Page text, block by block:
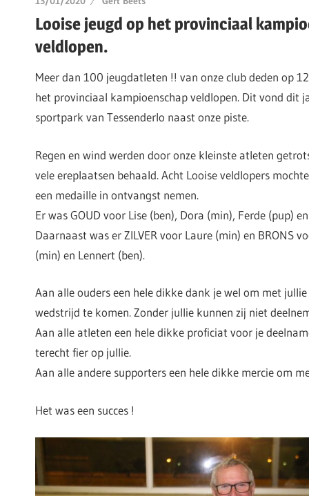
Looise jeugd op het provinciaal
veldlopen.
Meer dan 100 jeugdatleten !! van onze club deden op
het provinciaal kampioenschap veldlopen. Dit vond dit
sportpark van Tessenderlo naast onze piste.
Regen en wind werden door onze kleinste atleten
vele ereplaatsen behaald. Acht Looise veldlopers
een medaille in ontvangst nemen.
Er was GOUD voor Lise (ben), Dora (min), Ferde (pup)
Daarnaast was er ZILVER voor Laure (min) en BRONS
(min) en Lennert (ben).
Aan alle ouders een hele dikke dank je wel om met
wedstrijd te komen. Zonder jullie kunnen zij niet
Aan alle atleten een hele dikke proficiat voor je
terecht fier op jullie.
Aan alle andere supporters een hele dikke mercie om
Het was een succes !